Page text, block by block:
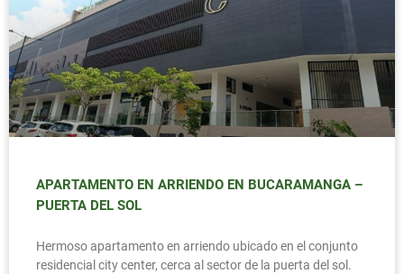
APARTAMENTO EN ARRIENDO EN BUCARAMANGA –
PUERTA DEL SOL
Hermoso apartamento en arriendo ubicado en el conjunto
residencial city center, cerca al sector de la puerta del sol.